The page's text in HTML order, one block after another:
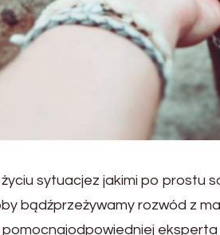
sytuacjez jakimi po prostu
bądźprzeżywamy rozwód z